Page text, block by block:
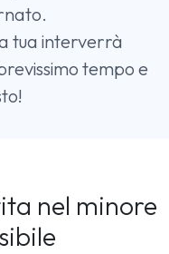
tua interverrà
tempo e
nel minore